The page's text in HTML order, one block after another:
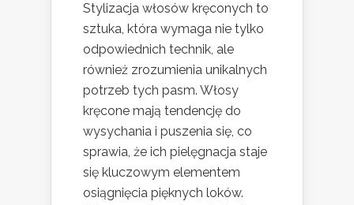
Stylizacja włosów kręconych to
sztuka, która wymaga nie tylko
odpowiednich technik, ale
również zrozumienia unikalnych
potrzeb tych pasm. Włosy
kręcone mają tendencję do
wysychania i puszenia się, co
sprawia, że ich pielęgnacja staje
się kluczowym elementem
osiągnięcia pięknych loków.